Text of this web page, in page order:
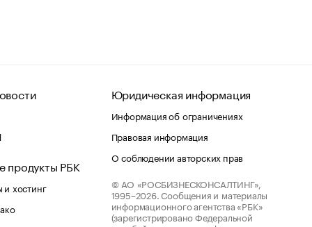
продукты РБК
хостинг
Юридическая информация
Информация об ограничениях
Правовая информация
О соблюдении авторских прав
© АО «РОСБИЗНЕСКОНСАЛТИНГ»,
1995–2026. Сообщения и материалы
информационного агентства «РБК»
(зарегистрировано Федеральной